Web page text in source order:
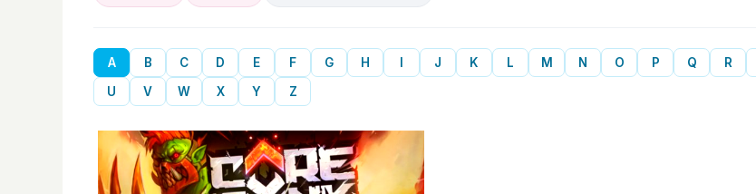
A B C D E F G H J K L M N O P Q R
U
V W X Y Z